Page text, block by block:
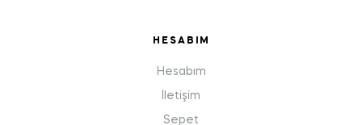
HESABIM
Hesabım
İletişim
Sepet